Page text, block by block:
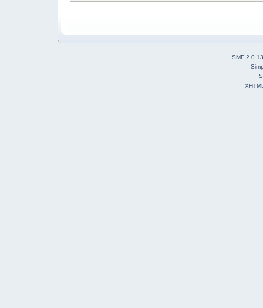
SMF 2.0.13